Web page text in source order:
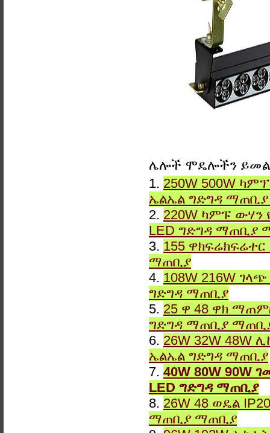
ሌሎች ሞዴሎችን
1. 250W 500W
ኤልኤል ግድግዳ
2. 220W ካምፑ ውሃን
LED ግድግዳ ማጠቢያ
3. 155 ዋክፍሬክፍሬተር
ማጠቢያ
4. 108W 216W
ግድግዳ ማጠቢያ
5. 25 ዋ 48 ዋክ
ግድግዳ ማጠቢያ
6. 26W 32W 48W
ኤልኤል ግድግዳ ማጠቢያ
7. 40W 80W 90W
LED ግድግዳ ማጠቢያ
8. 26W 48 ወዴል
ማጠቢያ ማጠቢያ